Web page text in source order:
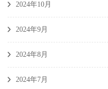
2024年10月
2024年9月
2024年8月
2024年7月